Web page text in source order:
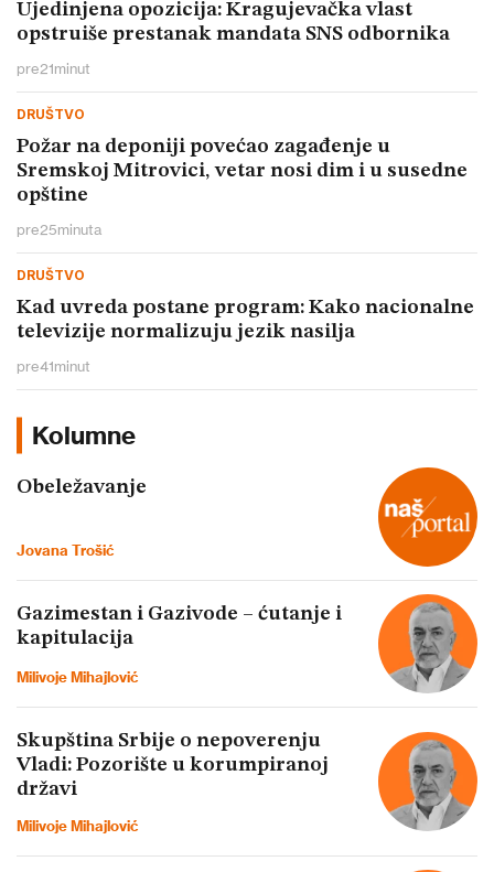
Ujedinjena opozicija: Kragujevačka vlast
opstruiše prestanak mandata SNS odbornika
pre21minut
DRUŠTVO
Požar na deponiji povećao zagađenje u
Sremskoj Mitrovici, vetar nosi dim i u susedne
opštine
pre25minuta
DRUŠTVO
Kad uvreda postane program: Kako nacionalne
televizije normalizuju jezik nasilja
pre41minut
Kolumne
Obeležavanje
Jovana Trošić
Gazimestan i Gazivode – ćutanje i
kapitulacija
Milivoje Mihajlović
Skupština Srbije o nepoverenju
Vladi: Pozorište u korumpiranoj
državi
Milivoje Mihajlović